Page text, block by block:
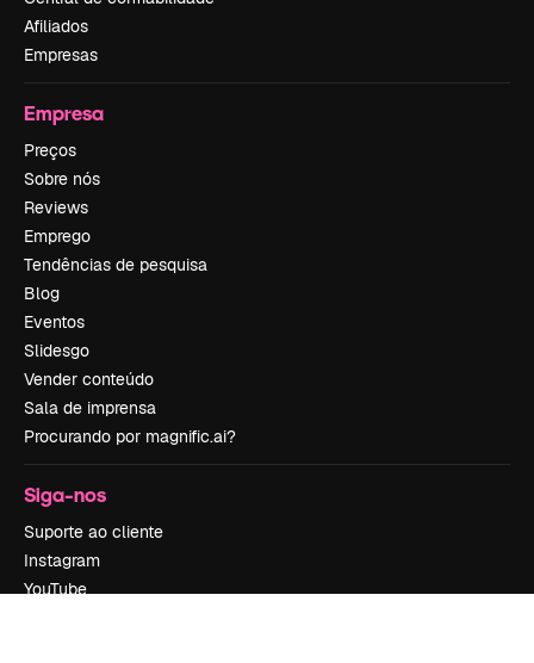
Afiliados
Empresas
Empresa
Preços
Sobre nós
Reviews
Emprego
Tendências de pesquisa
Blog
Eventos
Slidesgo
Vender conteúdo
Sala de imprensa
Procurando por magnific.ai?
Siga-nos
Suporte ao cliente
Instagram
YouTube